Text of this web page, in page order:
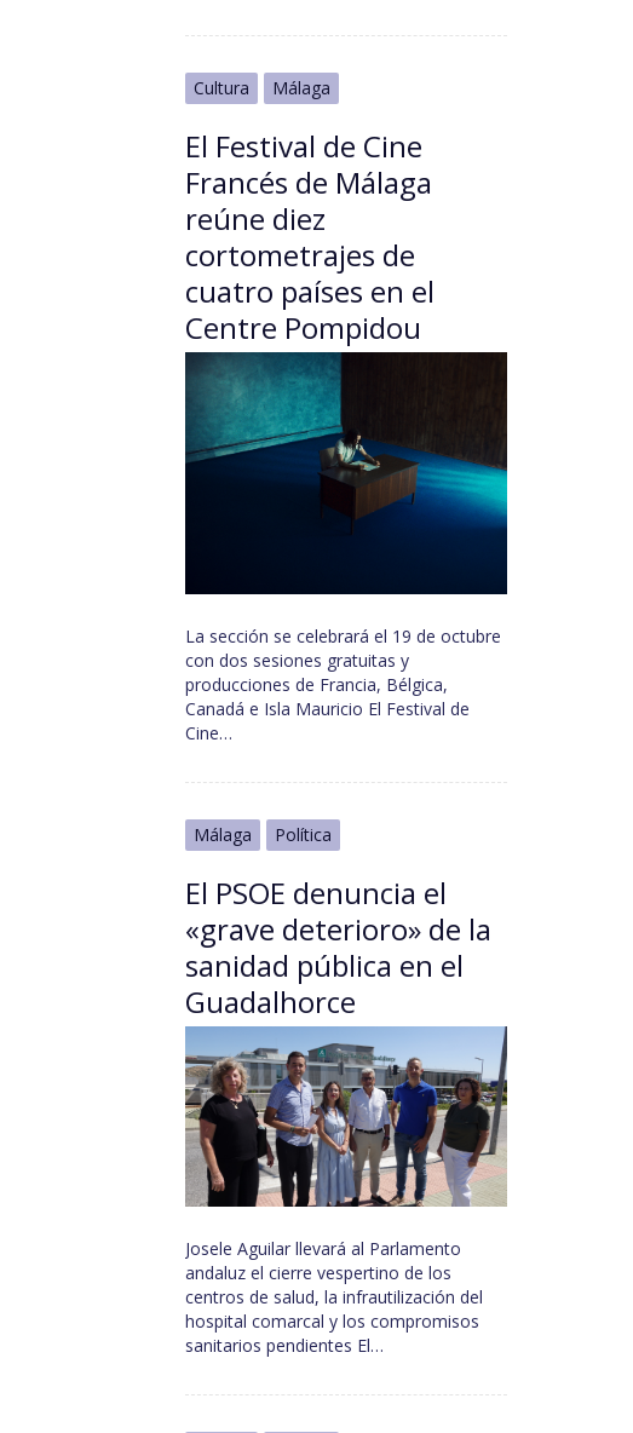
Cultura Málaga
El Festival de Cine
Francés de Málaga
reúne diez
cortometrajes de
cuatro países en el
Centre Pompidou
La sección se celebrará el 19 de octubre
con dos sesiones gratuitas y
producciones de Francia, Bélgica,
Canadá e Isla Mauricio El Festival de
Cine…
Málaga Política
El PSOE denuncia el
«grave deterioro» de la
sanidad pública en el
Guadalhorce
Josele Aguilar llevará al Parlamento
andaluz el cierre vespertino de los
centros de salud, la infrautilización del
hospital comarcal y los compromisos
sanitarios pendientes El…